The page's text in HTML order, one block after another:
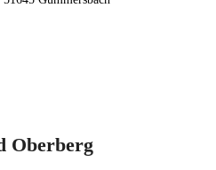
Oberberg